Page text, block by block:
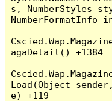
s, NumberStyles
NumberFormatInfo
agaDetail() +1384
Load(Object
e) +119